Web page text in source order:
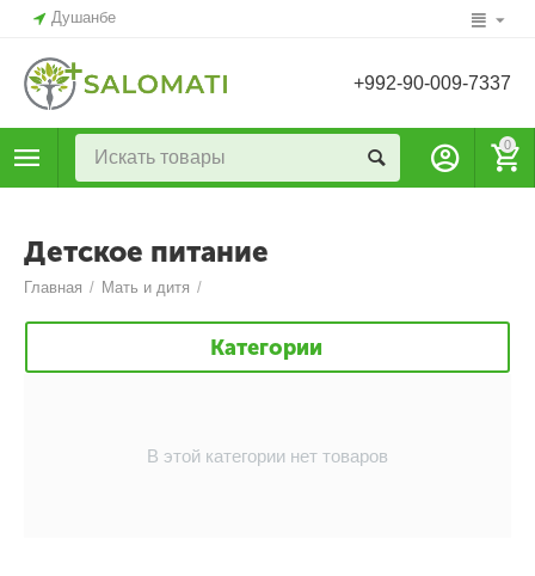
Душанбе
+992-90-009-7337
0
Детское питание
Главная / Мать и дитя /
Категории
В этой категории нет товаров